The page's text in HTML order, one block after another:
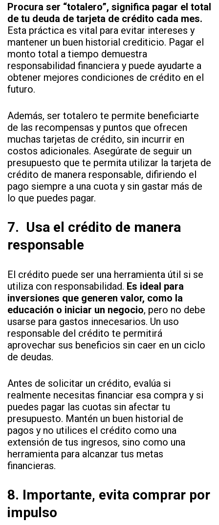
Procura ser “totalero”, significa pagar el total
de tu deuda de tarjeta de crédito cada mes.
Esta práctica es vital para evitar intereses y
mantener un buen historial crediticio. Pagar el
monto total a tiempo demuestra
responsabilidad financiera y puede ayudarte a
obtener mejores condiciones de crédito en el
futuro.
Además, ser totalero te permite beneficiarte
de las recompensas y puntos que ofrecen
muchas tarjetas de crédito, sin incurrir en
costos adicionales. Asegúrate de seguir un
presupuesto que te permita utilizar la tarjeta de
crédito de manera responsable, difiriendo el
pago siempre a una cuota y sin gastar más de
lo que puedes pagar.
7. Usa el crédito de manera
responsable
El crédito puede ser una herramienta útil si se
utiliza con responsabilidad. Es ideal para
inversiones que generen valor, como la
educación o iniciar un negocio, pero no debe
usarse para gastos innecesarios. Un uso
responsable del crédito te permitirá
aprovechar sus beneficios sin caer en un ciclo
de deudas.
Antes de solicitar un crédito, evalúa si
realmente necesitas financiar esa compra y si
puedes pagar las cuotas sin afectar tu
presupuesto. Mantén un buen historial de
pagos y no utilices el crédito como una
extensión de tus ingresos, sino como una
herramienta para alcanzar tus metas
financieras.
8. Importante, evita comprar por
impulso